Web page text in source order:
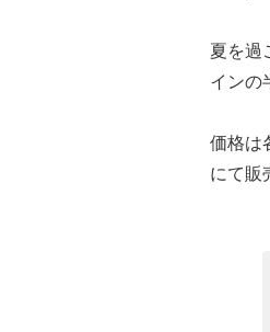
夏を過
インの
価格は
にて販